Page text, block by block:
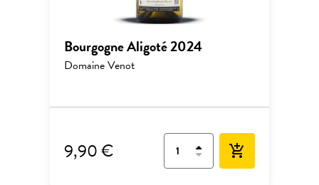
Bourgogne Aligoté 2024
Domaine Venot
9,90 € add_shopping_cart